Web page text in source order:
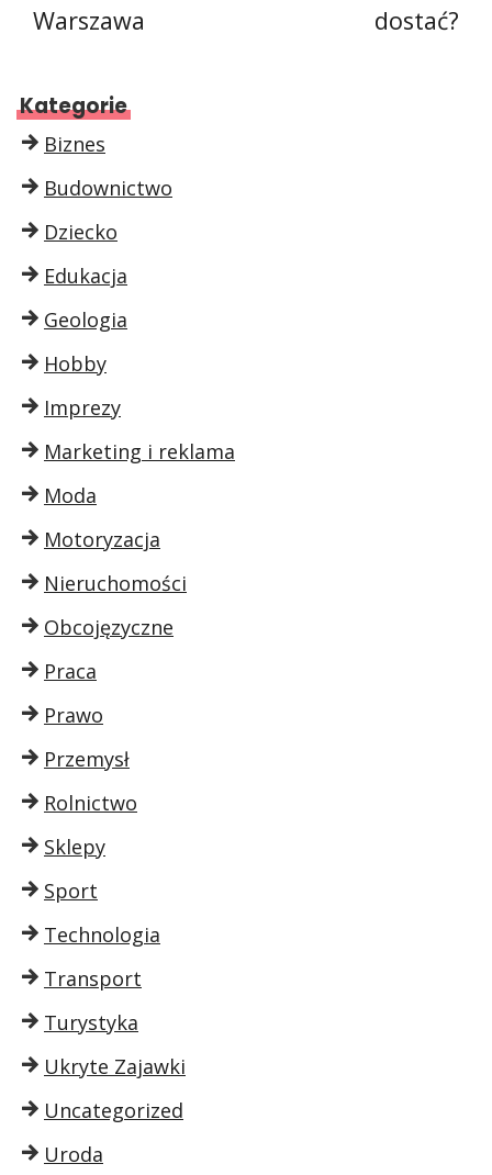
Warszawa
dostać?
Kategorie
Biznes
Budownictwo
Dziecko
Edukacja
Geologia
Hobby
Imprezy
Marketing i reklama
Moda
Motoryzacja
Nieruchomości
Obcojęzyczne
Praca
Prawo
Przemysł
Rolnictwo
Sklepy
Sport
Technologia
Transport
Turystyka
Ukryte Zajawki
Uncategorized
Uroda